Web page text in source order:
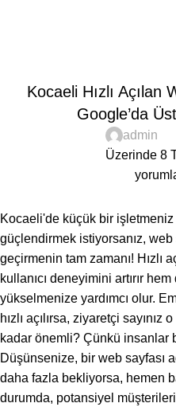
Kocaeli Hızlı Açılan
Google’da
admin
Üzerinde 8
Kocaeli'de küçük bir işletmeniz
güçlendirmek istiyorsanız, web
geçirmenin tam zamanı! Hızlı
kullanıcı deneyimini artırır
yükselmenize yardımcı olur.
hızlı açılırsa, ziyaretçi
kadar önemli? Çünkü insanlar
Düşünsenize, bir web sayfası
daha fazla bekliyorsa, hemen
durumda, potansiyel